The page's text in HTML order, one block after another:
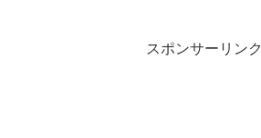
スポンサーリンク